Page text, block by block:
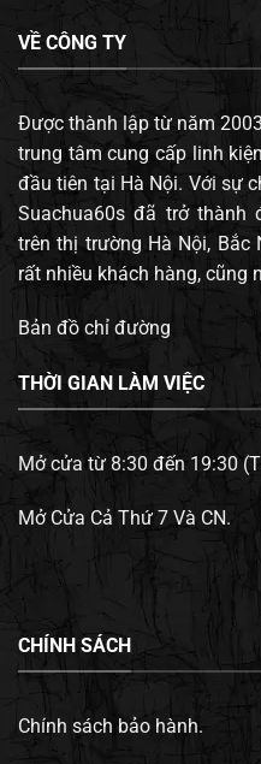
VỀ CÔNG TY
Được thành lập từ năm
trung tâm cung cấp linh
đầu tiên tại Hà Nội. Với sự
Suachua60s đã trở thành
trên thị trường Hà Nội, Bắc
rất nhiều khách hàng, cũng
Bản đồ chỉ đường
THỜI GIAN LÀM VIỆC
Mở cửa từ 8:30 đến 19:30
Mở Cửa Cả Thứ 7 Và CN.
CHÍNH SÁCH
Chính sách bảo hành.